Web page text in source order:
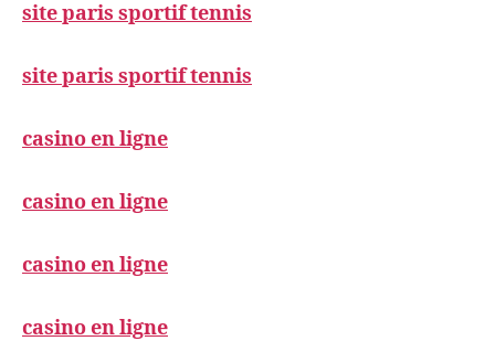
site paris sportif tennis
site paris sportif tennis
casino en ligne
casino en ligne
casino en ligne
casino en ligne